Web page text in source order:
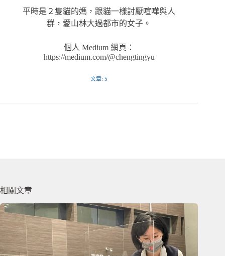
平時是２隻貓的媽，跟貓一樣討厭喧嘩與人
群，愛山林大過都市的女子。
個人 Medium 網頁：
https://medium.com/@chengtingyu
文章: 5
相關文章